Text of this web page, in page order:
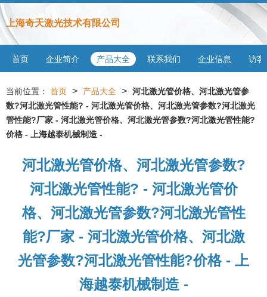
上海奇天激光技术有限公司
首页 企业简介 产品大全 联系我们 企业信息 访客
当前位置： 首页 > 产品大全 > 河北激光管价格、河北激光管参
数?河北激光管性能? - 河北激光管价格、河北激光管参数?河北激光
管性能?厂家 - 河北激光管价格、河北激光管参数?河北激光管性能?
价格 - 上海越泰机械制造 -
河北激光管价格、河北激光管参数?
河北激光管性能? - 河北激光管价
格、河北激光管参数?河北激光管性
能?厂家 - 河北激光管价格、河北激
光管参数?河北激光管性能?价格 - 上
海越泰机械制造 -